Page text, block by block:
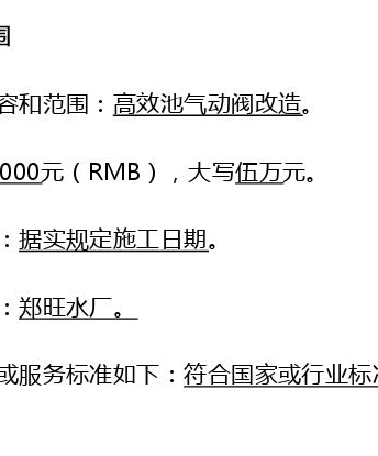
和范围： 高效池气动阀改造
元（ RMB），大写伍万元。
： 据实规定施工日期
： 郑旺水厂。
服务标准如下：符合国家或行业